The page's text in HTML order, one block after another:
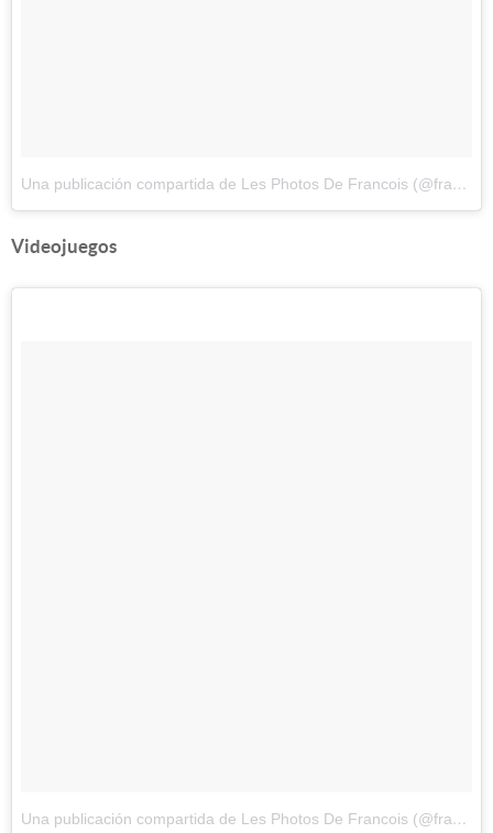
Una publicación compartida de Les Photos De Francois (@francoisdourlen)
Videojuegos
Una publicación compartida de Les Photos De Francois (@francoisdourlen)